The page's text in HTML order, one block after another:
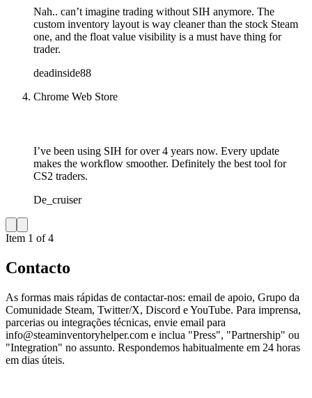
Nah.. can’t imagine trading without SIH anymore. The
custom inventory layout is way cleaner than the stock Steam
one, and the float value visibility is a must have thing for
trader.
deadinside88
Chrome Web Store
I’ve been using SIH for over 4 years now. Every update
makes the workflow smoother. Definitely the best tool for
CS2 traders.
De_cruiser
Item 1 of 4
Contacto
As formas mais rápidas de contactar-nos: email de apoio, Grupo da
Comunidade Steam, Twitter/X, Discord e YouTube. Para imprensa,
parcerias ou integrações técnicas, envie email para
info@steaminventoryhelper.com e inclua "Press", "Partnership" ou
"Integration" no assunto. Respondemos habitualmente em 24 horas
em dias úteis.